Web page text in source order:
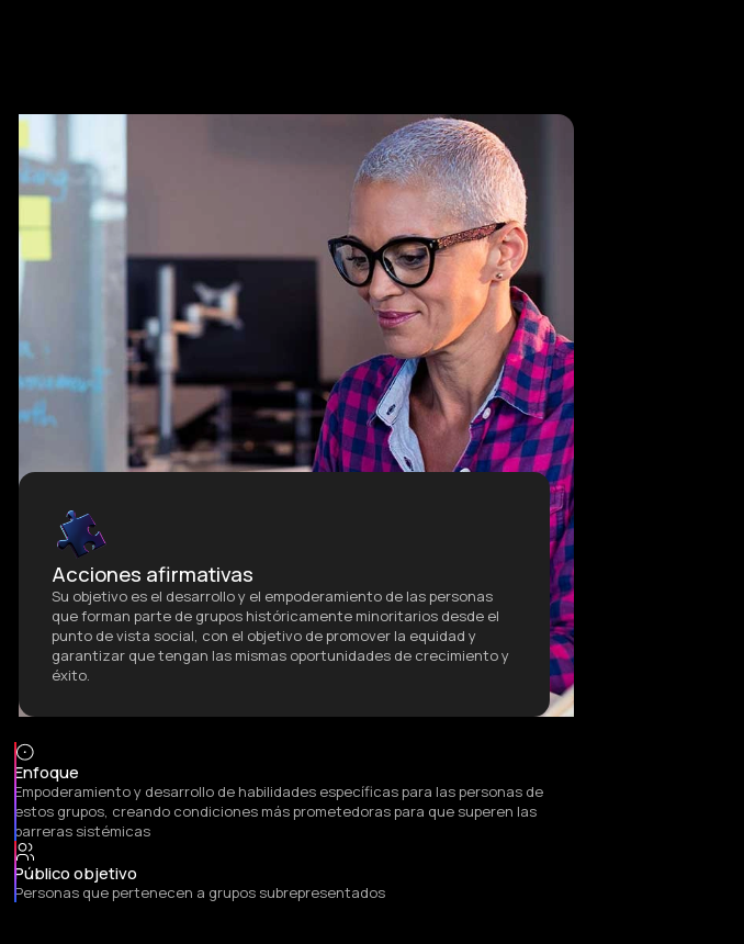
Acciones afirmativas
Su objetivo es el desarrollo y el empoderamiento de las personas
que forman parte de grupos históricamente minoritarios desde el
punto de vista social, con el objetivo de promover la equidad y
garantizar que tengan las mismas oportunidades de crecimiento y
éxito.
Enfoque
Empoderamiento y desarrollo de habilidades específicas para las personas de
estos grupos, creando condiciones más prometedoras para que superen las
barreras sistémicas
Público objetivo
Personas que pertenecen a grupos subrepresentados